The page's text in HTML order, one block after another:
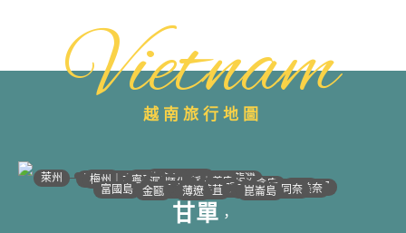
Vietnam
越南旅行地圖
• 河江｜高平
沙壩 •
萊州 • 宣光 •
安沛｜木江界 •
• 太原
梅州｜木州•• 北江｜北寧
• 下龍灣
• 河內
•海防｜海洋
• 南定｜清化
寧平 ••河靜｜義安
洞海 •
順化 •• 峴港
• 會安
• 歸仁
邦美蜀 •
大叻 ••芽莊｜潘郎
•潘切｜美奈
平陽 •
西寧 •
胡志明 •
美萩 •
富國島 •迪石 •
金甌 • • 同奈
• 頭頓
• 芹苴 •崑崙島
• 薄遼
甘單 ，